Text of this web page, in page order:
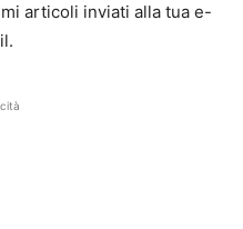
articoli inviati alla tua e-